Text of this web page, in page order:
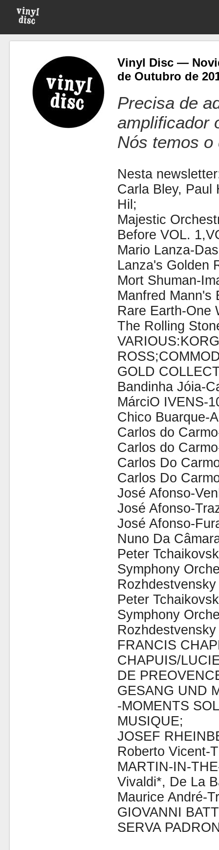
Vinyl Disc —
de Outubro de
Precisa de
amplificador
Nós temos o
Nesta
Carla Bley, Paul
Hil;
Majestic
Before VOL.
Mario Lanza-
Lanza's Golden
Mort Shuman-
Manfred Mann's
Rare Earth-One
The Rolling
GOLD
Bandinha Jóia-
MárciO IVENS-
Chico Buarque-
Carlos do
Carlos do
Carlos Do
Carlos Do
José Afonso-
José Afonso-
José Afonso-
Nuno Da
Peter
Symphony
Peter
Symphony
FRANCIS
CHAPUIS/
DE
GESANG UND
-MOMENTS
MUSIQUE;
JOSEF
Roberto Vicent-
MARTIN-IN-
Vivaldi*, De La
Maurice André-
GIOVANNI
SERVA